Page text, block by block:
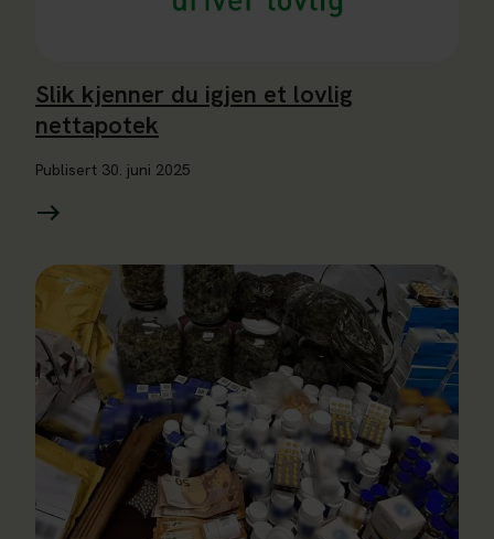
Slik kjenner du igjen et lovlig
nettapotek
Publisert 30. juni 2025
Les mer om Falske legemidler: en skjult ferietrussel